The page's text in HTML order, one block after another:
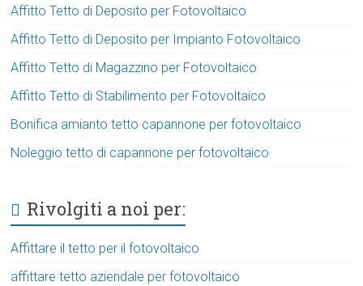
Affitto Tetto di Deposito per Fotovoltaico
Affitto Tetto di Deposito per Impianto Fotovoltaico
Affitto Tetto di Magazzino per Fotovoltaico
Affitto Tetto di Stabilimento per Fotovoltaico
Bonifica amianto tetto capannone per fotovoltaico
Noleggio tetto di capannone per fotovoltaico
Rivolgiti a noi per:
Affittare il tetto per il fotovoltaico
affittare tetto aziendale per fotovoltaico